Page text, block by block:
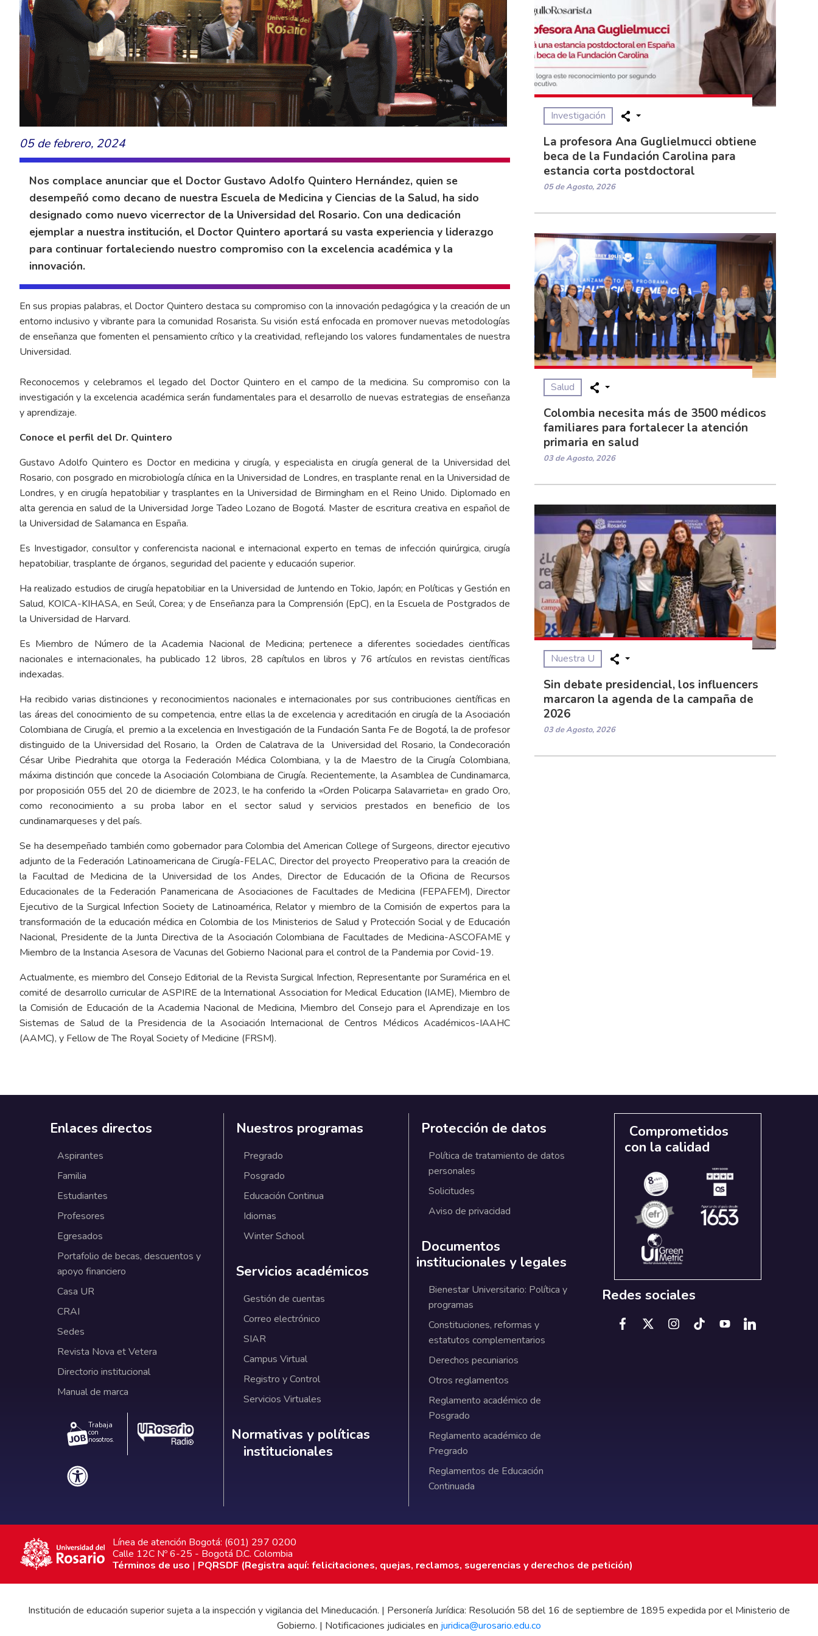
05 de febrero, 2024
Nos complace anunciar que el Doctor Gustavo Adolfo Quintero Hernández, quien se
desempeñó como decano de nuestra Escuela de Medicina y Ciencias de la Salud, ha sido
designado como nuevo vicerrector de la Universidad del Rosario. Con una dedicación
ejemplar a nuestra institución, el Doctor Quintero aportará su vasta experiencia y liderazgo
para continuar fortaleciendo nuestro compromiso con la excelencia académica y la
innovación.
En sus propias palabras, el Doctor Quintero destaca su compromiso con la innovación pedagógica y la creación de un
entorno inclusivo y vibrante para la comunidad Rosarista. Su visión está enfocada en promover nuevas metodologías
de enseñanza que fomenten el pensamiento crítico y la creatividad, reflejando los valores fundamentales de nuestra
Universidad.
Reconocemos y celebramos el legado del Doctor Quintero en el campo de la medicina. Su compromiso con la
investigación y la excelencia académica serán fundamentales para el desarrollo de nuevas estrategias de enseñanza
y aprendizaje.
Conoce el perfil del Dr. Quintero
Gustavo Adolfo Quintero es Doctor en medicina y cirugía, y especialista en cirugía general de la Universidad del
Rosario, con posgrado en microbiología clínica en la Universidad de Londres, en trasplante renal en la Universidad de
Londres, y en cirugía hepatobiliar y trasplantes en la Universidad de Birmingham en el Reino Unido. Diplomado en
alta gerencia en salud de la Universidad Jorge Tadeo Lozano de Bogotá. Master de escritura creativa en español de
la Universidad de Salamanca en España.
Es Investigador, consultor y conferencista nacional e internacional experto en temas de infección quirúrgica, cirugía
hepatobiliar, trasplante de órganos, seguridad del paciente y educación superior.
Ha realizado estudios de cirugía hepatobiliar en la Universidad de Juntendo en Tokio, Japón; en Políticas y Gestión en
Salud, KOICA-KIHASA, en Seúl, Corea; y de Enseñanza para la Comprensión (EpC), en la Escuela de Postgrados de
la Universidad de Harvard.
Es Miembro de Número de la Academia Nacional de Medicina; pertenece a diferentes sociedades científicas
nacionales e internacionales, ha publicado 12 libros, 28 capítulos en libros y 76 artículos en revistas científicas
indexadas.
Ha recibido varias distinciones y reconocimientos nacionales e internacionales por sus contribuciones científicas en
las áreas del conocimiento de su competencia, entre ellas la de excelencia y acreditación en cirugía de la Asociación
Colombiana de Cirugía, el premio a la excelencia en Investigación de la Fundación Santa Fe de Bogotá, la de profesor
distinguido de la Universidad del Rosario, la Orden de Calatrava de la Universidad del Rosario, la Condecoración
César Uribe Piedrahita que otorga la Federación Médica Colombiana, y la de Maestro de la Cirugía Colombiana,
máxima distinción que concede la Asociación Colombiana de Cirugía. Recientemente, la Asamblea de Cundinamarca,
por proposición 055 del 20 de diciembre de 2023, le ha conferido la «Orden Policarpa Salavarrieta» en grado Oro,
como reconocimiento a su proba labor en el sector salud y servicios prestados en beneficio de los
cundinamarqueses y del país.
Se ha desempeñado también como gobernador para Colombia del American College of Surgeons, director ejecutivo
adjunto de la Federación Latinoamericana de Cirugía-FELAC, Director del proyecto Preoperativo para la creación de
la Facultad de Medicina de la Universidad de los Andes, Director de Educación de la Oficina de Recursos
Educacionales de la Federación Panamericana de Asociaciones de Facultades de Medicina (FEPAFEM), Director
Ejecutivo de la Surgical Infection Society de Latinoamérica, Relator y miembro de la Comisión de expertos para la
transformación de la educación médica en Colombia de los Ministerios de Salud y Protección Social y de Educación
Nacional, Presidente de la Junta Directiva de la Asociación Colombiana de Facultades de Medicina-ASCOFAME y
Miembro de la Instancia Asesora de Vacunas del Gobierno Nacional para el control de la Pandemia por Covid-19.
Actualmente, es miembro del Consejo Editorial de la Revista Surgical Infection, Representante por Suramérica en el
comité de desarrollo curricular de ASPIRE de la International Association for Medical Education (IAME), Miembro de
la Comisión de Educación de la Academia Nacional de Medicina, Miembro del Consejo para el Aprendizaje en los
Sistemas de Salud de la Presidencia de la Asociación Internacional de Centros Médicos Académicos-IAAHC
(AAMC), y Fellow de The Royal Society of Medicine (FRSM).
Investigación
La profesora Ana Guglielmucci obtiene
beca de la Fundación Carolina para
estancia corta postdoctoral
05 de Agosto, 2026
Salud
Colombia necesita más de 3500 médicos
familiares para fortalecer la atención
primaria en salud
03 de Agosto, 2026
Nuestra U
Sin debate presidencial, los influencers
marcaron la agenda de la campaña de
2026
03 de Agosto, 2026
Enlaces directos
Aspirantes
Familia
Estudiantes
Profesores
Egresados
Portafolio de becas, descuentos y
apoyo financiero
Casa UR
CRAI
Sedes
Revista Nova et Vetera
Directorio institucional
Manual de marca
Trabaja
con
nosotros.
Nuestros programas
Pregrado
Posgrado
Educación Continua
Idiomas
Winter School
Servicios académicos
Gestión de cuentas
Correo electrónico
SIAR
Campus Virtual
Registro y Control
Servicios Virtuales
Normativas y políticas institucionales
Normativas y políticas
institucionales
Protección de datos
Política de tratamiento de datos
personales
Solicitudes
Aviso de privacidad
Documentos
institucionales y legales
Bienestar Universitario: Política y
programas
Constituciones, reformas y
estatutos complementarios
Derechos pecuniarios
Otros reglamentos
Reglamento académico de
Posgrado
Reglamento académico de
Pregrado
Reglamentos de Educación
Continuada
Comprometidos
con la calidad
Redes sociales
Línea de atención Bogotá: (601) 297 0200
Calle 12C Nº 6-25 - Bogotá D.C. Colombia
Términos de uso | PQRSDF (Registra aquí: felicitaciones, quejas, reclamos, sugerencias y derechos de petición)
Institución de educación superior sujeta a la inspección y vigilancia del Mineducación. | Personería Jurídica: Resolución 58 del 16 de septiembre de 1895 expedida por el Ministerio de
Gobierno. | Notificaciones judiciales en juridica@urosario.edu.co